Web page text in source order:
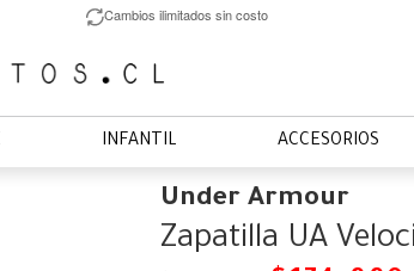
Cambios ilimitados sin costo
INFANTIL ACCESORIOS
Under Armour
Zapatilla UA